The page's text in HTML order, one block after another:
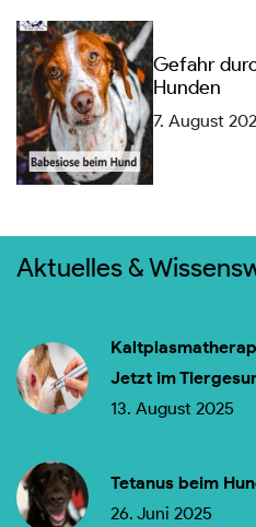
Gefahr
Hunden
7. August
Aktuelles &
Jetzt im
13. August 2025
Tetanus beim
26. Juni 2025